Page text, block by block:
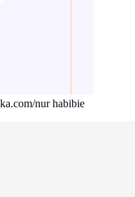
nur habibie